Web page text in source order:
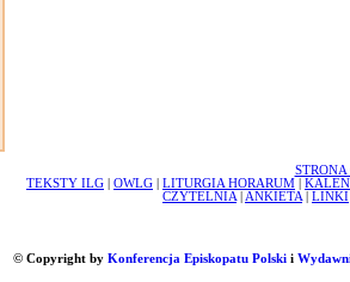
TEKSTY ILG
OWLG LITURGIA HORARUM
CZYTELNIA
ANKIETA LINKI
© Copyright by Konferencja Episkopatu Polskii